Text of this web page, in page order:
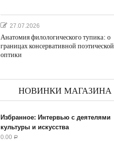
27.07.2026
Анатомия филологического тупика: о
границах консервативной поэтической
оптики
НОВИНКИ МАГАЗИНА
Избранное: Интервью с деятелями
культуры и искусства
0.00 Р